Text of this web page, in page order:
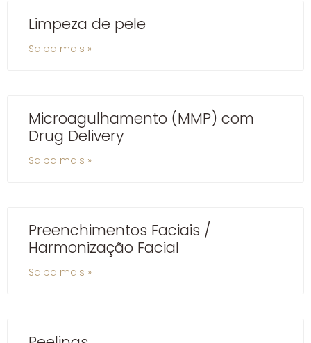
Limpeza de pele
Saiba mais »
Microagulhamento (MMP) com
Drug Delivery
Saiba mais »
Preenchimentos Faciais /
Harmonização Facial
Saiba mais »